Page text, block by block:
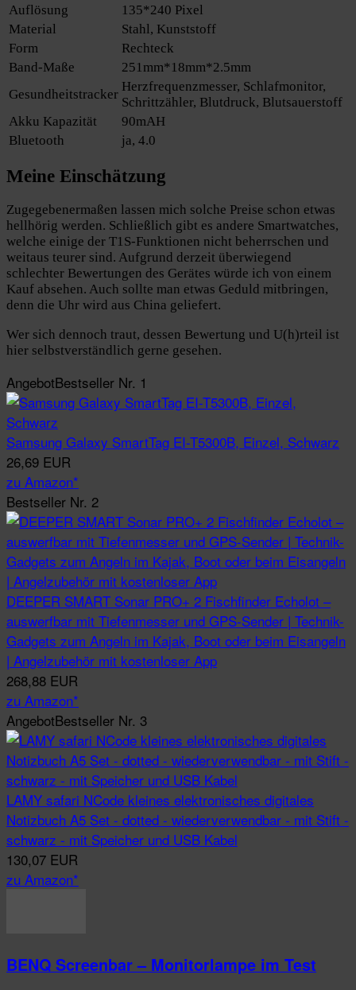
Auflösung
135*240 Pixel
Material
Stahl, Kunststoff
Form
Rechteck
Band-Maße
251mm*18mm*2.5mm
Gesundheitstracker
Herzfrequenzmesser, Schlafmonitor,
Schrittzähler, Blutdruck, Blutsauerstoff
Akku Kapazität
90mAH
Bluetooth
ja, 4.0
Meine Einschätzung
Zugegebenermaßen lassen mich solche Preise schon etwas
hellhörig werden. Schließlich gibt es andere Smartwatches,
welche einige der T1S-Funktionen nicht beherrschen und
weitaus teurer sind. Aufgrund derzeit überwiegend
schlechter Bewertungen des Gerätes würde ich von einem
Kauf absehen. Auch sollte man etwas Geduld mitbringen,
denn die Uhr wird aus China geliefert.
Wer sich dennoch traut, dessen Bewertung und U(h)rteil ist
hier selbstverständlich gerne gesehen.
AngebotBestseller Nr. 1
Samsung Galaxy SmartTag EI-T5300B, Einzel, Schwarz
26,69 EUR
zu Amazon*
Bestseller Nr. 2
DEEPER SMART Sonar PRO+ 2 Fischfinder Echolot –
auswerfbar mit Tiefenmesser und GPS-Sender | Technik-
Gadgets zum Angeln im Kajak, Boot oder beim Eisangeln
| Angelzubehör mit kostenloser App
268,88 EUR
zu Amazon*
AngebotBestseller Nr. 3
LAMY safari NCode kleines elektronisches digitales
Notizbuch A5 Set - dotted - wiederverwendbar - mit Stift -
schwarz - mit Speicher und USB Kabel
130,07 EUR
zu Amazon*
BENQ Screenbar – Monitorlampe im Test